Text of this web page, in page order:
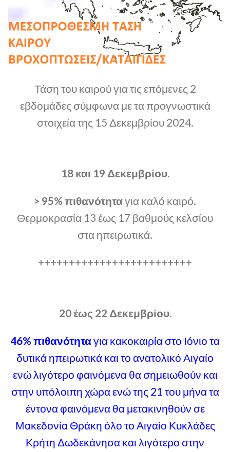
Τάση του καιρού για τις επόμενες 2
εβδομάδες σύμφωνα με τα προγνωστικά
στοιχεία της 15 Δεκεμβρίου 2024.
18 και 19 Δεκεμβρίου.
> 95% πιθανότηταγια καλό καιρό.
Θερμοκρασία 13 έως 17 βαθμούς κελσίου
στα ηπειρωτικά.
+++++++++++++++++++++++++
20 έως 22 Δεκεμβρίου.
46% πιθανότηταγια κακοκαιρία στο Ιόνιο τα
δυτικά ηπειρωτικά και το ανατολικό Αιγαίο
ενώ λιγότερο φαινόμενα θα σημειωθούν και
στην υπόλοιπη χώρα ενώ της 21 του μήνα τα
έντονα φαινόμενα θα μετακινηθούν σε
Μακεδονία Θράκη όλο το Αιγαίο Κυκλάδες
Κρήτη Δωδεκάνησα και λιγότερο στην